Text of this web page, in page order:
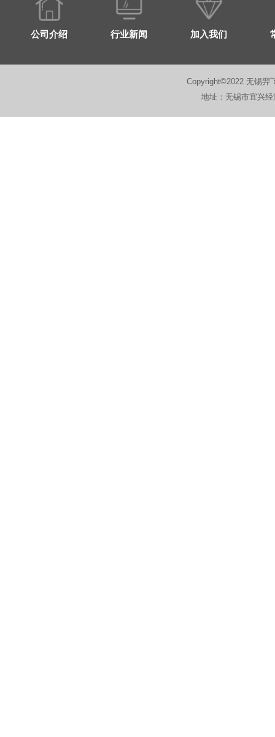
公司介绍 行业新闻 加入我们
Copyright©2022 无锡羿
地址：无锡市宜兴